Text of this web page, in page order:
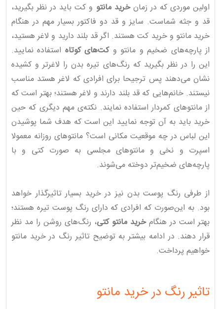
اولین موردی که در زمانخرید مانتو و کت باید در نظر بگیرید،
قد و جثه شماست. سایز و قد دو فاکتور بسیار مهم در هنگام
خرید مانتو و خرید کت هستند. اگر قد بلند دارید و لاغر هستید،
از پارچه‌های ضخیم و مانتو وکت‌های کوتاه استفاده نمایید.
این را در نظر بگیرید که رنگ‌های تیره بدن را لاغرتر و کشیده
نشان می‌دهند پس ترجیحا برای افرادی که لاغر هستد مناسب
نیستند. خانم‌هایی که قد بلند دارند و لاغر هستند؛ بهتر است که
از مانتوهای کمردار استفاده نمایند. نکته‌ی مهم دیگری که حین
خرید باید به آن توجه نمایید این است که هدف شما پوشیدن
این لباس در چه موقعیت مکانی است؟ مانتوهای روزانه معمولا
اسپرت و نخی و مانتوهای مجلسی به صورت کتی و با
پارچه‌های ضخیم‌تر دوخته می‌شوند.
از طرفی رنگ پوست بدن نیز در خرید بسیار تاثیرگذار خواهد
بود. به این‌صورت که افرادی که دارای رنگ پوست تیره هستند؛
بهتر است در هنگامخرید مانتو کتی، رنگ‌های روشن را مد نظر
قرار دهند. در ادامه بیشتر به توضیح تاثیر رنگ در خرید مانتو
خواهیم پرداخت.
تاثیر رنگ در خرید مانتو